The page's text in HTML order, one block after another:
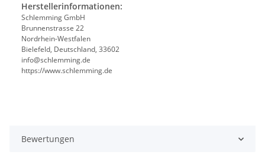
Herstellerinformationen:
Schlemming GmbH
Brunnenstrasse 22
Nordrhein-Westfalen
Bielefeld, Deutschland, 33602
info@schlemming.de
https://www.schlemming.de
Bewertungen